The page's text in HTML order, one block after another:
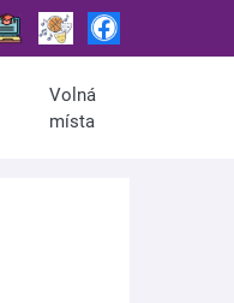
Volná
místa